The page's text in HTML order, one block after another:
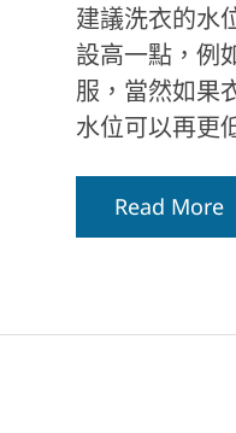
建議洗衣的水
設高一點，例
服，當然如果
水位可以再更
Read More